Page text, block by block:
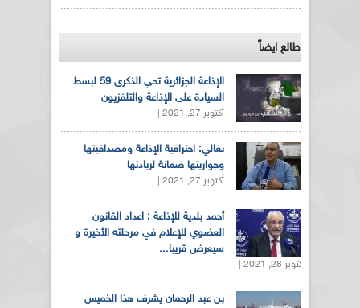
طالع ايضاً
الإذاعة الجزائرية تحي الذكرى 59 لبسط
السيادة على الإذاعة والتلفزيون
أكتوبر 27, 2021 |
بغالي: احترافية الإذاعة ومصداقيتها
وجواريتها ضمانة لريادتها
أكتوبر 27, 2021 |
أحمد بلدية للإذاعة : اعداد القانون
العضوي للإعلام في مرحلته الأخيرة و
سيعرض قريبا...
أكتوبر 28, 2021 |
بن عبد الرحمان يشرف هذا الخميس